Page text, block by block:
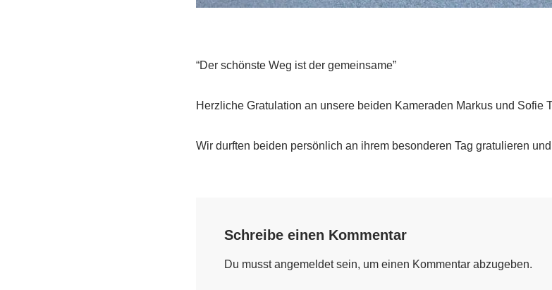
“Der schönste Weg ist der gemeinsame”
Herzliche Gratulation an unsere beiden Kameraden Markus und Sofie
Wir durften beiden persönlich an ihrem besonderen Tag gratulieren
Schreibe einen Kommentar
Du musstangemeldetsein, um einen Kommentar abzugeben.